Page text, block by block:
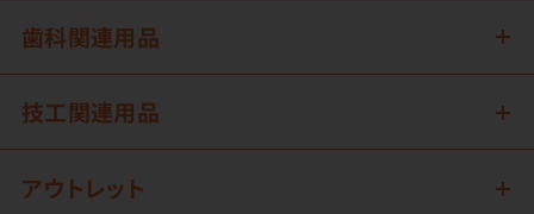
歯科関連用品
技工関連用品
アウトレット